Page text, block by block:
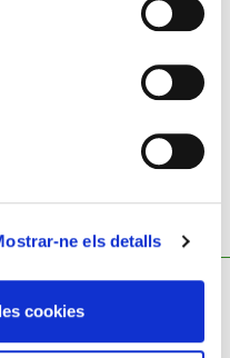
ne els detalls
cookies